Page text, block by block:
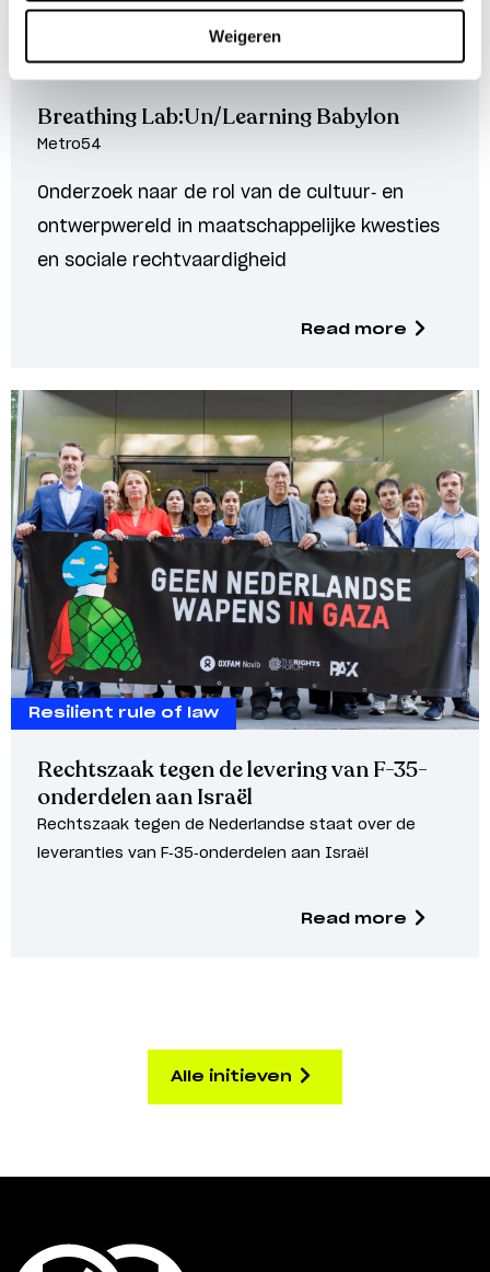
Weigeren
Resilient rule of law
Breathing Lab:Un/Learning Babylon
Metro54
Onderzoek naar de rol van de cultuur- en
ontwerpwereld in maatschappelijke kwesties
en sociale rechtvaardigheid
Read more
Resilient rule of law
Rechtszaak tegen de levering van F-35-
onderdelen aan Israël
Rechtszaak tegen de Nederlandse staat over de
leveranties van F-35-onderdelen aan Israël
Read more
Alle initieven